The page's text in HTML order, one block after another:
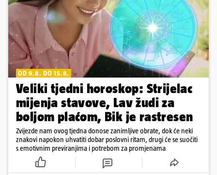
OD 9.8. DO 15.8.
Veliki tjedni horoskop: Strijelac
mijenja stavove, Lav žudi za
boljom plaćom, Bik je rastresen
Zvijezde nam ovog tjedna donose zanimljive obrate, dok će neki
znakovi napokon uhvatiti dobar poslovni ritam, drugi će se suočiti
s emotivnim previranjima i potrebom za promjenama